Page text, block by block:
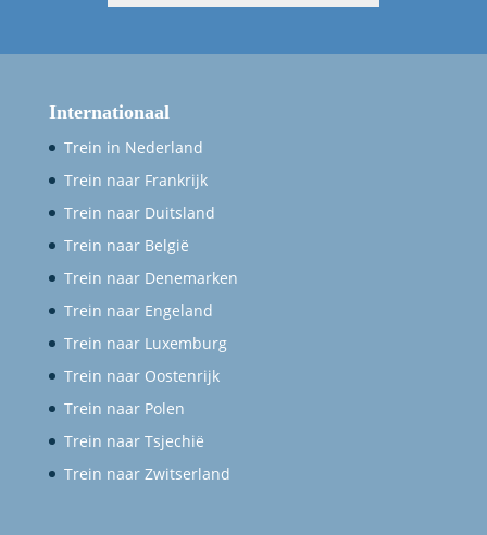
Internationaal
Trein in Nederland
Trein naar Frankrijk
Trein naar Duitsland
Trein naar België
Trein naar Denemarken
Trein naar Engeland
Trein naar Luxemburg
Trein naar Oostenrijk
Trein naar Polen
Trein naar Tsjechië
Trein naar Zwitserland